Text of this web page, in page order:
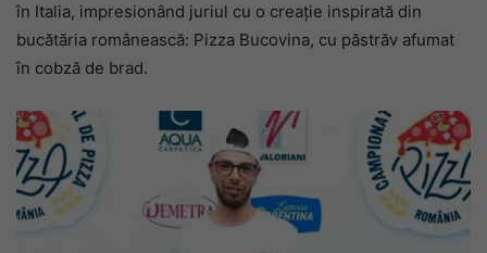
în Italia, impresionând juriul cu o creație inspirată din
bucătăria românească: Pizza Bucovina, cu păstrăv afumat
în cobză de brad.